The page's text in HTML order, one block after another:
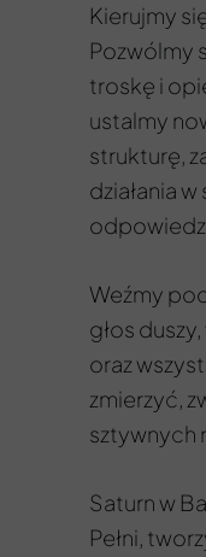
Kierujmy
Pozwólmy
troskę i
ustalmy
strukturę,
działania
Weźmy
głos
oraz
zmierzyć,
sztywnych
Saturn w
Pełni,